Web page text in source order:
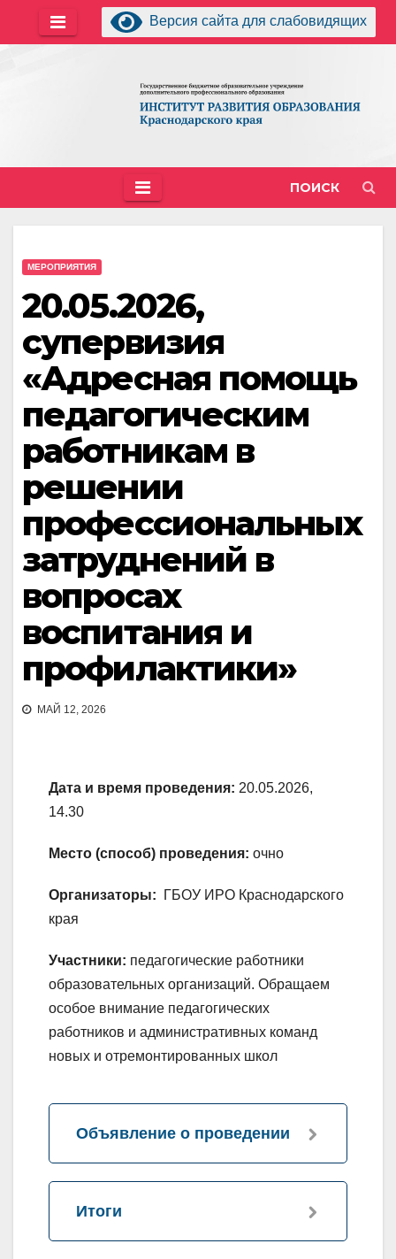
Версия сайта для слабовидящих
ПОИСК
МЕРОПРИЯТИЯ
20.05.2026,
супервизия
«Адресная помощь
педагогическим
работникам в
решении
профессиональных
затруднений в
вопросах
воспитания и
профилактики»
МАЙ 12, 2026
Дата и время проведения: 20.05.2026,
14.30
Место (способ) проведения: очно
Организаторы:
ГБОУ ИРО Краснодарского
края
Участники: педагогические работники
образовательных организаций. Обращаем
особое внимание педагогических
работников и административных команд
новых и отремонтированных школ
Объявление о проведении
Итоги